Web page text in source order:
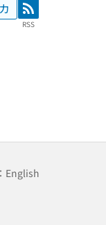
RSS
RSS
English